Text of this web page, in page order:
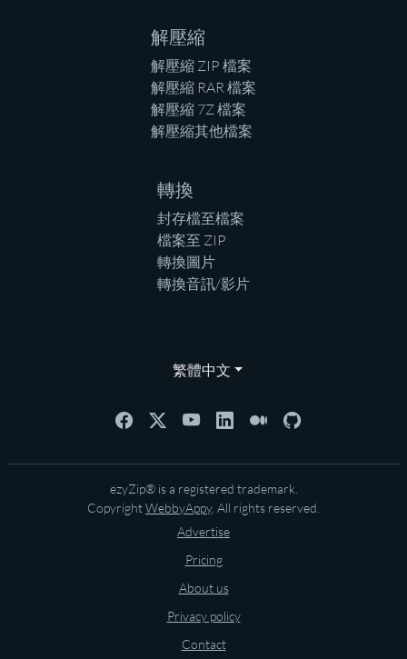
解壓縮
解壓縮 ZIP 檔案
解壓縮 RAR 檔案
解壓縮 7Z 檔案
解壓縮其他檔案
轉換
封存檔至檔案
檔案至 ZIP
轉換圖片
轉換音訊/影片
繁體中文
ezyZip® is a registered trademark.
CopyrightWebbyAppy. All rights reserved.
Advertise
Pricing
About us
Privacy policy
Contact